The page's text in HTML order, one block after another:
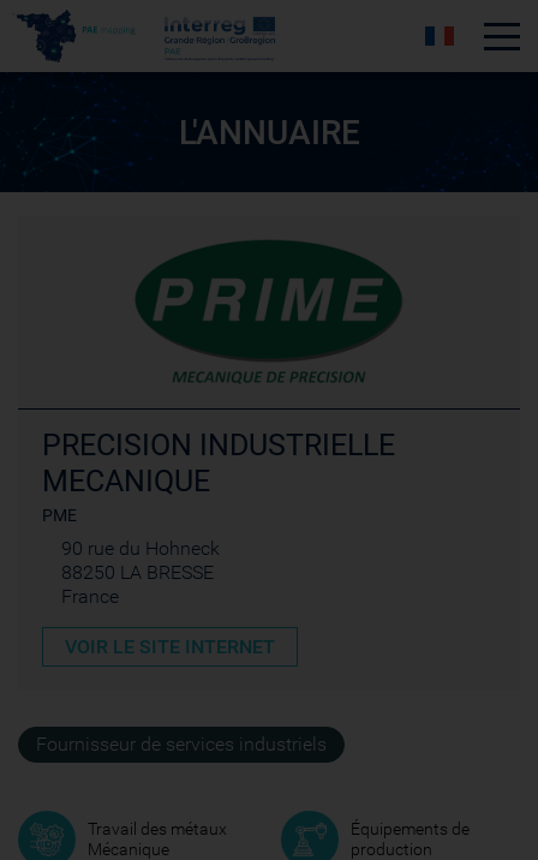
L'ANNUAIRE
PRECISION INDUSTRIELLE
MECANIQUE
PME
90 rue du Hohneck
88250 LA BRESSE
France
VOIR LE SITE INTERNET
Fournisseur de services industriels
Travail des métaux
Mécanique
Équipements de
production